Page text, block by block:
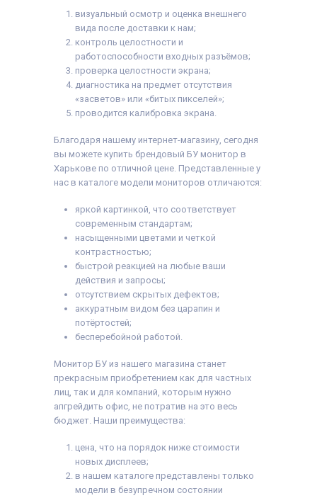
визуальный осмотр и оценка внешнего
вида после доставки к нам;
контроль целостности и
работоспособности входных разъёмов;
проверка целостности экрана;
диагностика на предмет отсутствия
«засветов» или «битых пикселей»;
проводится калибровка экрана.
Благодаря нашему интернет-магазину, сегодня
вы можете купить брендовый БУ монитор в
Харькове по отличной цене. Представленные у
нас в каталоге модели мониторов отличаются:
яркой картинкой, что соответствует
современным стандартам;
насыщенными цветами и четкой
контрастностью;
быстрой реакцией на любые ваши
действия и запросы;
отсутствием скрытых дефектов;
аккуратным видом без царапин и
потёртостей;
бесперебойной работой.
Монитор БУ из нашего магазина станет
прекрасным приобретением как для частных
лиц, так и для компаний, которым нужно
апгрейдить офис, не потратив на это весь
бюджет. Наши преимущества:
цена, что на порядок ниже стоимости
новых дисплеев;
в нашем каталоге представлены только
модели в безупречном состоянии